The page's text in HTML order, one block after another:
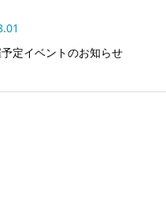
定イベントのお知らせ